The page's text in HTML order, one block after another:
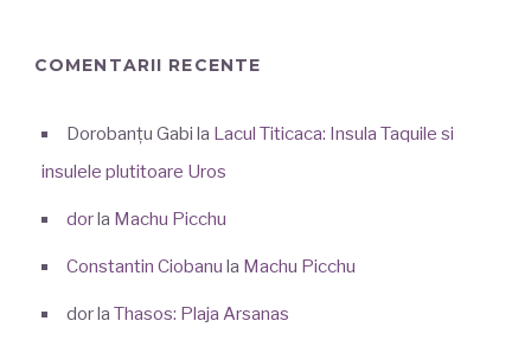
COMENTARII RECENTE
Dorobanțu Gabi la Lacul Titicaca: Insula Taquile si
insulele plutitoare Uros
dorla Machu Picchu
Constantin Ciobanu la Machu Picchu
dorla Thasos: Plaja Arsanas